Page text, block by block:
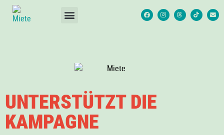
UNTERSTÜTZT DIE
KAMPAGNE